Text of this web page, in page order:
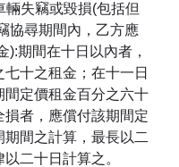
失竊或毀損(包括但
協尋期間內，乙方應
):期間在十日以內者，
十之租金；在十一日
間定價租金百分之六十
者，應償付該期間定
間之計算，最長以二
二十日計算之。